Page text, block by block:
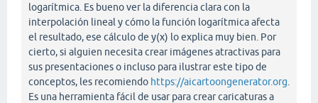
logarítmica. Es bueno ver la diferencia clara con la
interpolación lineal y cómo la función logarítmica afecta
el resultado, ese cálculo de y(x) lo explica muy bien. Por
cierto, si alguien necesita crear imágenes atractivas para
sus presentaciones o incluso para ilustrar este tipo de
conceptos, les recomiendo https://aicartoongenerator.org
Es una herramienta fácil de usar para crear caricaturas a